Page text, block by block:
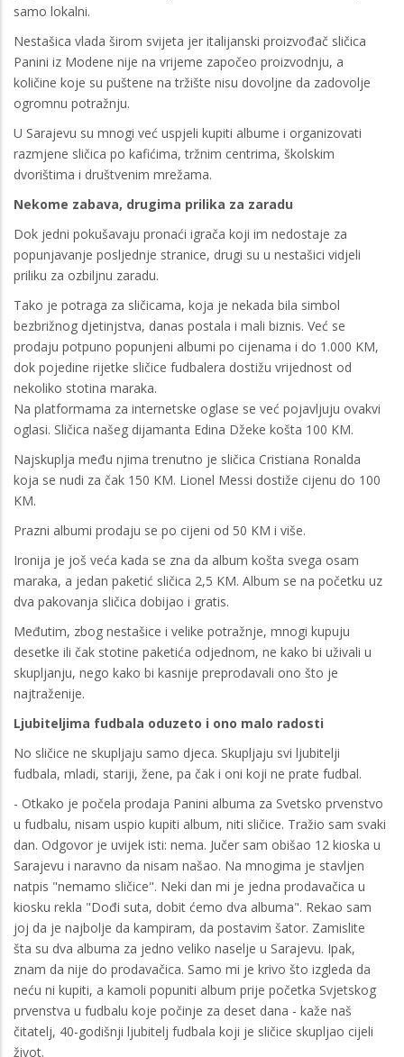
samo lokalni.
Nestašica vlada širom svijeta jer italijanski proizvođač sličica
Panini iz Modene nije na vrijeme započeo proizvodnju, a
količine koje su puštene na tržište nisu dovoljne da zadovolje
ogromnu potražnju.
U Sarajevu su mnogi već uspjeli kupiti albume i organizovati
razmjene sličica po kafićima, tržnim centrima, školskim
dvorištima i društvenim mrežama.
Nekome zabava, drugima prilika za zaradu
Dok jedni pokušavaju pronaći igrača koji im nedostaje za
popunjavanje posljednje stranice, drugi su u nestašici vidjeli
priliku za ozbiljnu zaradu.
Tako je potraga za sličicama, koja je nekada bila simbol
bezbrižnog djetinjstva, danas postala i mali biznis. Već se
prodaju potpuno popunjeni albumi po cijenama i do 1.000 KM,
dok pojedine rijetke sličice fudbalera dostižu vrijednost od
nekoliko stotina maraka.
Na platformama za internetske oglase se već pojavljuju ovakvi
oglasi. Sličica našeg dijamanta Edina Džeke košta 100 KM.
Najskuplja među njima trenutno je sličica Cristiana Ronalda
koja se nudi za čak 150 KM. Lionel Messi dostiže cijenu do 100
KM.
Prazni albumi prodaju se po cijeni od 50 KM i više.
Ironija je još veća kada se zna da album košta svega osam
maraka, a jedan paketić sličica 2,5 KM. Album se na početku uz
dva pakovanja sličica dobijao i gratis.
Međutim, zbog nestašice i velike potražnje, mnogi kupuju
desetke ili čak stotine paketića odjednom, ne kako bi uživali u
skupljanju, nego kako bi kasnije preprodavali ono što je
najtraženije.
Ljubiteljima fudbala oduzeto i ono malo radosti
No sličice ne skupljaju samo djeca. Skupljaju svi ljubitelji
fudbala, mladi, stariji, žene, pa čak i oni koji ne prate fudbal.
- Otkako je počela prodaja Panini albuma za Svetsko prvenstvo
u fudbalu, nisam uspio kupiti album, niti sličice. Tražio sam svaki
dan. Odgovor je uvijek isti: nema. Jučer sam obišao 12 kioska u
Sarajevu i naravno da nisam našao. Na mnogima je stavljen
natpis "nemamo sličice". Neki dan mi je jedna prodavačica u
kiosku rekla "Dođi suta, dobit ćemo dva albuma". Rekao sam
joj da je najbolje da kampiram, da postavim šator. Zamislite
šta su dva albuma za jedno veliko naselje u Sarajevu. Ipak,
znam da nije do prodavačica. Samo mi je krivo što izgleda da
neću ni kupiti, a kamoli popuniti album prije početka Svjetskog
prvenstva u fudbalu koje počinje za deset dana - kaže naš
čitatelj, 40-godišnji ljubitelj fudbala koji je sličice skupljao cijeli
život.